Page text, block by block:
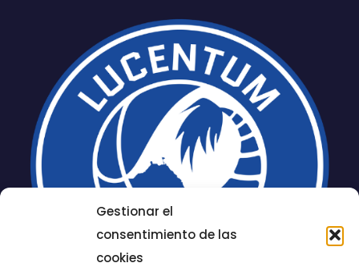
Gestionar el
consentimiento de las
cookies